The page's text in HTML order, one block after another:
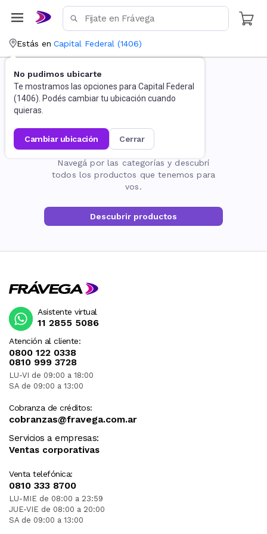
Estás en Capital Federal (1406)
No pudimos ubicarte
Te mostramos las opciones para Capital Federal
(1406). Podés cambiar tu ubicación cuando
quieras.
cambiar ubicación cerrar
La página no existe
Navegá por las categorías y descubrí
todos los productos que tenemos para
vos.
Descubrir productos
Atención al cliente:
0800 122 0338
0810 999 3728
LU-VI de 09:00 a 18:00
SA de 09:00 a 13:00
Cobranza de créditos:
cobranzas@fravega.com.ar
Servicios a empresas:
Ventas corporativas
Venta telefónica:
0810 333 8700
LU-MIE de 08:00 a 23:59
JUE-VIE de 08:00 a 20:00
SA de 09:00 a 13:00
Asistente virtual
11 2855 5086